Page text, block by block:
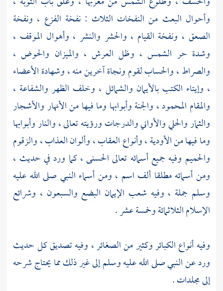
وأحوال البعث من النفخات الثلاث : نفخة الفزع ، ونفخة
الصعق ، ونفخة القيام ، والحشر والنشر ، وأهوال الموقف ،
وشدة حر الشمس ، وظل العرش ، والميزان والحوض ،
والصراط ، والحساب لقوم ونجاة آخرين منه ، وشهادة الأعضاء
، وإيتاء الكتب بالأيمان والشمائل ، وخلف الظهر والشفاعة ،
والمقام المحمود ، والجنة وأبوابها وما فيها من الأنهار والأشجار
والثمار والحلي والأواني والدرجات ورؤيته تعالى ، والنار وأبوابها
وما فيها من الأودية ، وأنواع العقاب ، وألوان العذاب ، والزقوم
والحميم وفيه جميع أسمائه تعالى الحسنى ، كما ورد في حديث ،
ومن أسمائه مطلقا ألف اسم ، ومن أسماء النبي صلى الله عليه
وسلم جملة ، وفيه شعب الإيمان البضع والسبعون ، وشرائع
الإسلام الثلاثمائة وخمسة عشر .
وفيه أنواع الكبائر وكثير من الصغائر ، وفيه تصديق كل حديث
ورد عن النبي صلى الله عليه وسلم إلى غير ذلك مما يحتاج شرحه
إلى مجلدات .